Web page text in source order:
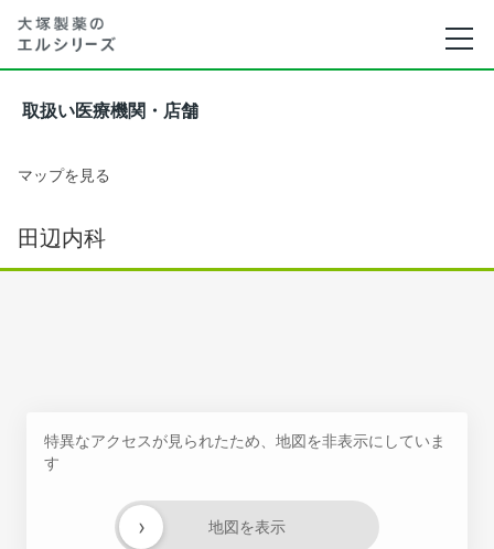
取扱い医療機関・店舗
マップを見る
田辺内科
特異なアクセスが見られたため、地図を非表示にしていま
す
地図を表示
›